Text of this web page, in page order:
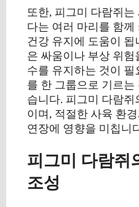
또한, 피그미 다람쥐는
다는 여러 마리를 함
건강 유지에 도움이
은 싸움이나 부상 위험
수를 유지하는 것이 필
를 한 그룹으로 기르는
습니다. 피그미 다람쥐
이며, 적절한 사육 환
연장에 영향을 미칩니
피그미 다람쥐
조성